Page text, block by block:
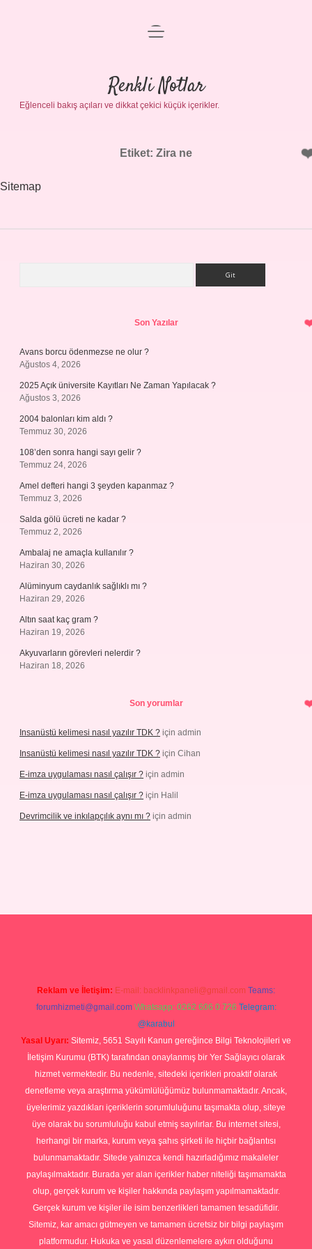
Gizlilik Politikası
Yasal Uyarı
menüyü
Renkli Notlar
Eğlenceli bakış açıları ve dikkat çekici küçük içerikler.
Etiket: Zira ne
Sitemap
Son Yazılar
Avans borcu ödenmezse ne olur ?
Ağustos 4, 2026
2025 Açık üniversite Kayıtları Ne Zaman Yapılacak ?
Ağustos 3, 2026
2004 balonları kim aldı ?
Temmuz 30, 2026
108’den sonra hangi sayı gelir ?
Temmuz 24, 2026
Amel defteri hangi 3 şeyden kapanmaz ?
Temmuz 3, 2026
Salda gölü ücreti ne kadar ?
Temmuz 2, 2026
Ambalaj ne amaçla kullanılır ?
Haziran 30, 2026
Alüminyum caydanlık sağlıklı mı ?
Haziran 29, 2026
Altın saat kaç gram ?
Haziran 19, 2026
Akyuvarların görevleri nelerdir ?
Haziran 18, 2026
Son yorumlar
Insanüstü kelimesi nasıl yazılır TDK ? için admin
Insanüstü kelimesi nasıl yazılır TDK ? için Cihan
E-imza uygulaması nasıl çalışır ? için admin
E-imza uygulaması nasıl çalışır ? için Halil
Devrimcilik ve inkılapçılık aynı mı ? için admin
Reklam ve İletişim: E-mail: backlinkpaneli@gmail.com Teams:
forumhizmeti@gmail.com Whatsapp: 0262 606 0 726 Telegram:
@karabul
Yasal Uyarı: Sitemiz, 5651 Sayılı Kanun gereğince Bilgi Teknolojileri ve
İletişim Kurumu (BTK) tarafından onaylanmış bir Yer Sağlayıcı olarak
hizmet vermektedir. Bu nedenle, sitedeki içerikleri proaktif olarak
denetleme veya araştırma yükümlülüğümüz bulunmamaktadır. Ancak,
üyelerimiz yazdıkları içeriklerin sorumluluğunu taşımakta olup, siteye
üye olarak bu sorumluluğu kabul etmiş sayılırlar. Bu internet sitesi,
herhangi bir marka, kurum veya şahıs şirketi ile hiçbir bağlantısı
bulunmamaktadır. Sitede yalnızca kendi hazırladığımız makaleler
paylaşılmaktadır. Burada yer alan içerikler haber niteliği taşımamakta
olup, gerçek kurum ve kişiler hakkında paylaşım yapılmamaktadır.
Gerçek kurum ve kişiler ile isim benzerlikleri tamamen tesadüfidir.
Sitemiz, kar amacı gütmeyen ve tamamen ücretsiz bir bilgi paylaşım
platformudur. Hukuka ve yasal düzenlemelere aykırı olduğunu